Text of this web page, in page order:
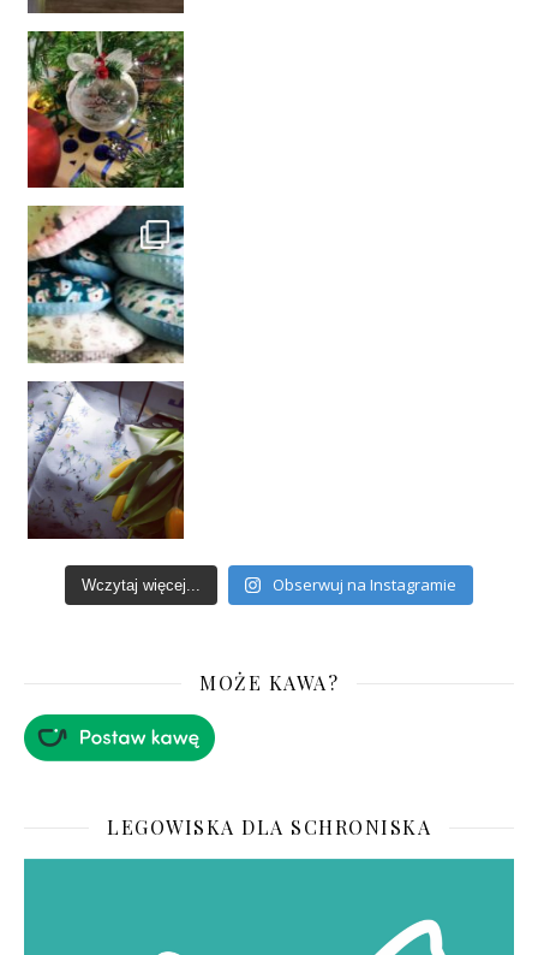
Wczytaj więcej... Obserwuj na Instagramie
MOŻE KAWA?
LEGOWISKA DLA SCHRONISKA